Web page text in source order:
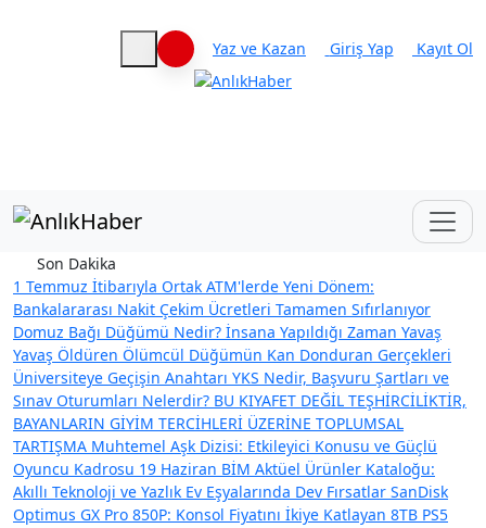
Haberleri keşfet
Yaz ve Kazan Giriş Yap Kayıt Ol
Son Dakika
1 Temmuz İtibarıyla Ortak ATM'lerde Yeni Dönem:
Bankalararası Nakit Çekim Ücretleri Tamamen Sıfırlanıyor
Domuz Bağı Düğümü Nedir? İnsana Yapıldığı Zaman Yavaş
Yavaş Öldüren Ölümcül Düğümün Kan Donduran Gerçekleri
Üniversiteye Geçişin Anahtarı YKS Nedir, Başvuru Şartları ve
Sınav Oturumları Nelerdir? BU KIYAFET DEĞİL TEŞHİRCİLİKTİR,
BAYANLARIN GİYİM TERCİHLERİ ÜZERİNE TOPLUMSAL
TARTIŞMA Muhtemel Aşk Dizisi: Etkileyici Konusu ve Güçlü
Oyuncu Kadrosu 19 Haziran BİM Aktüel Ürünler Kataloğu:
Akıllı Teknoloji ve Yazlık Ev Eşyalarında Dev Fırsatlar SanDisk
Optimus GX Pro 850P: Konsol Fiyatını İkiye Katlayan 8TB PS5